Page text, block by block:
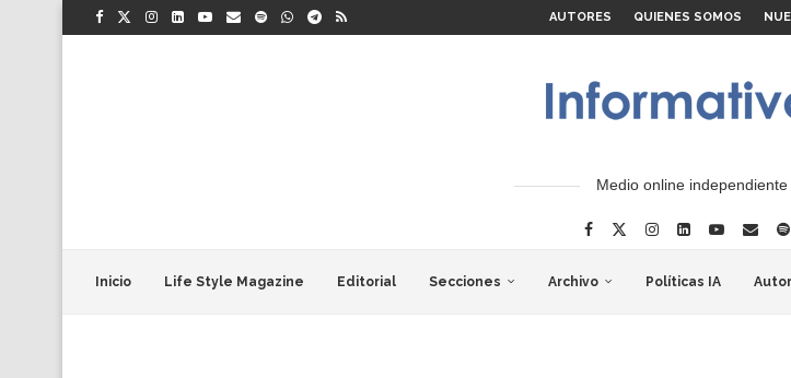
AUTORES QUIENES SOMOS
Medio online
Inicio Life Style Magazine Editorial Secciones Archivo Políticas IA